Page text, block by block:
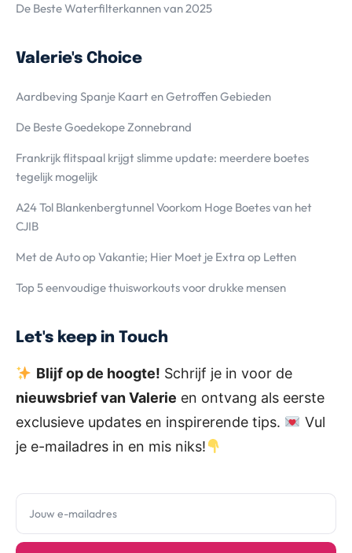
De Beste Waterfilterkannen van 2025
Valerie's Choice
Aardbeving Spanje Kaart en Getroffen Gebieden
De Beste Goedekope Zonnebrand
Frankrijk flitspaal krijgt slimme update: meerdere boetes
tegelijk mogelijk
A24 Tol Blankenbergtunnel Voorkom Hoge Boetes van het
CJIB
Met de Auto op Vakantie; Hier Moet je Extra op Letten
Top 5 eenvoudige thuisworkouts voor drukke mensen
Let's keep in Touch
Blijf op de hoogte! Schrijf je in voor de
nieuwsbrief van Valerie en ontvang als eerste
exclusieve updates en inspirerende tips.
Vul
je e-mailadres in en mis niks!